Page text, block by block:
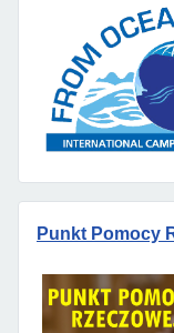
Punkt Pomocy